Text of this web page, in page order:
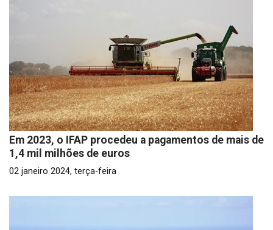
Em 2023, o IFAP procedeu a pagamentos de mais de
1,4 mil milhões de euros
02 janeiro 2024, terça-feira